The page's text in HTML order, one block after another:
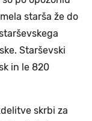
starša že do
Starševski
in le 820
skrbi za